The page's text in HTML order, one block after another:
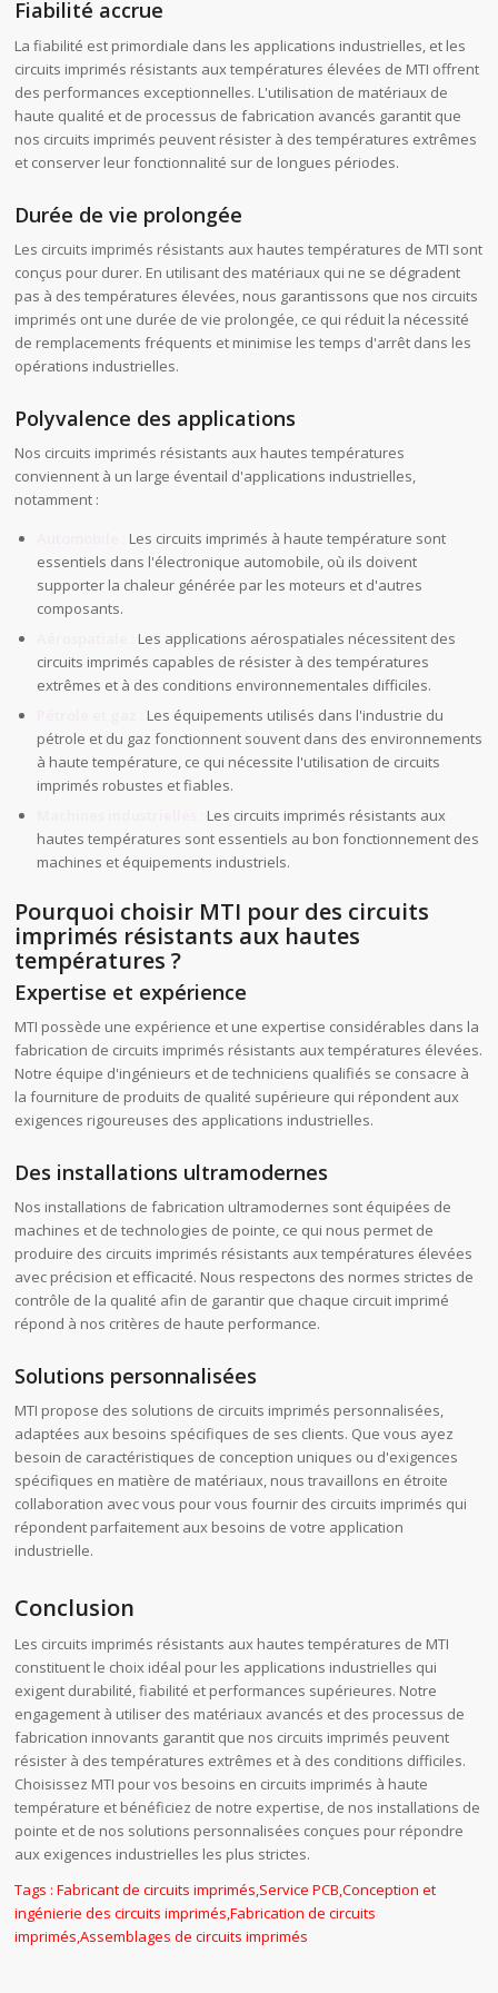
Fiabilité accrue
La fiabilité est primordiale dans les applications industrielles, et les
circuits imprimés résistants aux températures élevées de MTI offrent
des performances exceptionnelles. L'utilisation de matériaux de
haute qualité et de processus de fabrication avancés garantit que
nos circuits imprimés peuvent résister à des températures extrêmes
et conserver leur fonctionnalité sur de longues périodes.
Durée de vie prolongée
Les circuits imprimés résistants aux hautes températures de MTI sont
conçus pour durer. En utilisant des matériaux qui ne se dégradent
pas à des températures élevées, nous garantissons que nos circuits
imprimés ont une durée de vie prolongée, ce qui réduit la nécessité
de remplacements fréquents et minimise les temps d'arrêt dans les
opérations industrielles.
Polyvalence des applications
Nos circuits imprimés résistants aux hautes températures
conviennent à un large éventail d'applications industrielles,
notamment :
Les circuits imprimés à haute température sont
essentiels dans l'électronique automobile, où ils doivent
supporter la chaleur générée par les moteurs et d'autres
composants.
Les applications aérospatiales nécessitent des
circuits imprimés capables de résister à des températures
extrêmes et à des conditions environnementales difficiles.
Les équipements utilisés dans l'industrie du
pétrole et du gaz fonctionnent souvent dans des environnements
à haute température, ce qui nécessite l'utilisation de circuits
imprimés robustes et fiables.
Les circuits imprimés résistants aux
hautes températures sont essentiels au bon fonctionnement des
machines et équipements industriels.
Pourquoi choisir MTI pour des circuits
imprimés résistants aux hautes
températures ?
Expertise et expérience
MTI possède une expérience et une expertise considérables dans la
fabrication de circuits imprimés résistants aux températures élevées.
Notre équipe d'ingénieurs et de techniciens qualifiés se consacre à
la fourniture de produits de qualité supérieure qui répondent aux
exigences rigoureuses des applications industrielles.
Des installations ultramodernes
Nos installations de fabrication ultramodernes sont équipées de
machines et de technologies de pointe, ce qui nous permet de
produire des circuits imprimés résistants aux températures élevées
avec précision et efficacité. Nous respectons des normes strictes de
contrôle de la qualité afin de garantir que chaque circuit imprimé
répond à nos critères de haute performance.
Solutions personnalisées
MTI propose des solutions de circuits imprimés personnalisées,
adaptées aux besoins spécifiques de ses clients. Que vous ayez
besoin de caractéristiques de conception uniques ou d'exigences
spécifiques en matière de matériaux, nous travaillons en étroite
collaboration avec vous pour vous fournir des circuits imprimés qui
répondent parfaitement aux besoins de votre application
industrielle.
Conclusion
Les circuits imprimés résistants aux hautes températures de MTI
constituent le choix idéal pour les applications industrielles qui
exigent durabilité, fiabilité et performances supérieures. Notre
engagement à utiliser des matériaux avancés et des processus de
fabrication innovants garantit que nos circuits imprimés peuvent
résister à des températures extrêmes et à des conditions difficiles.
Choisissez MTI pour vos besoins en circuits imprimés à haute
température et bénéficiez de notre expertise, de nos installations de
pointe et de nos solutions personnalisées conçues pour répondre
aux exigences industrielles les plus strictes.
Tags :Fabricant de circuits imprimés,Service PCB,Conception et
ingénierie des circuits imprimés,Fabrication de circuits
imprimés,Assemblages de circuits imprimés